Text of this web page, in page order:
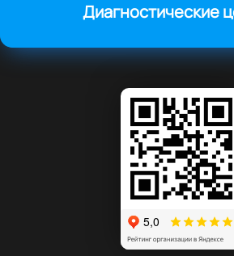
Диагностические